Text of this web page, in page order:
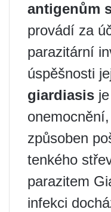
antigenům
provádí za
parazitární
úspěšnosti
giardiasis
způsoben
tenkého
parazitem
infekci